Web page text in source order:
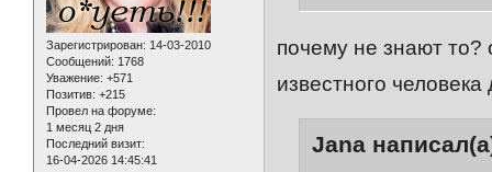
Зарегистрирован: 14-03-2010
Сообщений: 1768
Уважение: +571
Позитив: +215
Провел на форуме:
1 месяц 2 дня
Последний визит:
16-04-2026 14:45:41
почему не знают то?
известного
Jana